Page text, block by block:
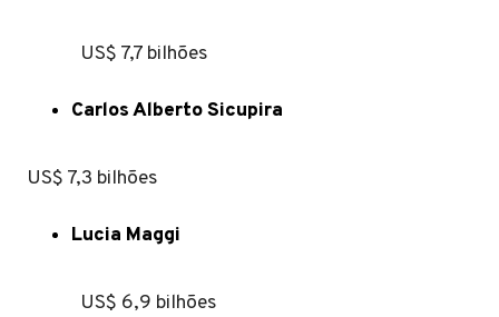
US$ 7,7 bilhões
Carlos Alberto Sicupira
US$ 7,3 bilhões
Lucia Maggi
US$ 6,9 bilhões